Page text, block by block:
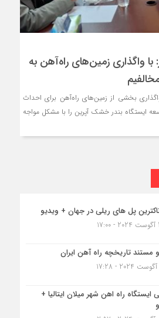
واگذاری زمین‌های راه‌آهن به
بخشی از زمین‌های راه‌آهن برای احداث
ایستگاه بندر خشک آپرین را با مشکل مواجه
پل های ریلی در جهان + ویدیو
مستند تاریخچه راه آهن ایران
ایستگاه راه اهن شهر میلان ایتالیا +